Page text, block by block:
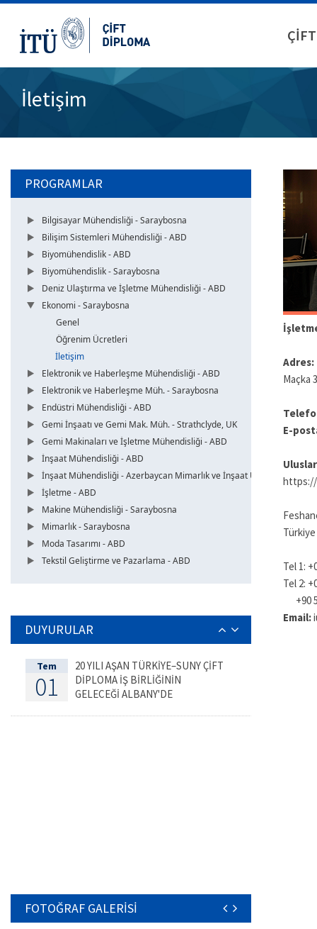
İletişim
PROGRAMLAR
Bilgisayar Mühendisliği - Saraybosna
Bilişim Sistemleri Mühendisliği - ABD
Biyomühendislik - ABD
Biyomühendislik - Saraybosna
Deniz Ulaştırma ve İşletme Mühendisliği - ABD
Ekonomi - Saraybosna
Genel
Öğrenim Ücretleri
İletişim
Elektronik ve Haberleşme Mühendisliği - ABD
Elektronik ve Haberleşme Müh. - Saraybosna
Endüstri Mühendisliği - ABD
Gemi İnşaatı ve Gemi Mak. Müh. - Strathclyde, UK
Gemi Makinaları ve İşletme Mühendisliği - ABD
İnşaat Mühendisliği - ABD
İnşaat Mühendisliği - Azerbaycan Mimarlık ve İnşaat Üni.
İşletme - ABD
Makine Mühendisliği - Saraybosna
Mimarlık - Saraybosna
Moda Tasarımı - ABD
Tekstil Geliştirme ve Pazarlama - ABD
DUYURULAR
Tem
01
20 YILI AŞAN TÜRKİYE–SUNY ÇİFT
DİPLOMA İŞ BİRLİĞİNİN
GELECEĞİ ALBANY'DE
FOTOĞRAF GALERİSİ
Adres:
Maçka
E-
Türkiye
Tel 1:
Tel 2:
+90
Email: